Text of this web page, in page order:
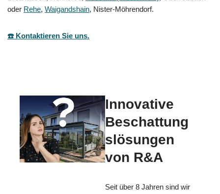
oder Rehe, Waigandshain, Nister-Möhrendorf.
☎️ Kontaktieren Sie uns.
Innovative
Beschattung
slösungen
von R&A
Seit über 8 Jahren sind wir